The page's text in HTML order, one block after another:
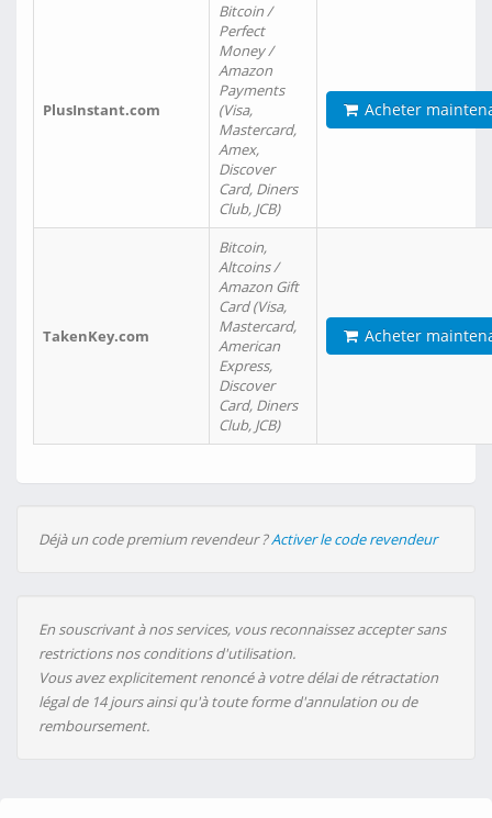
PlusInstant.com
Bitcoin /
Perfect
Money /
Amazon
Payments
(Visa,
Mastercard,
Amex,
Discover
Card, Diners
Club, JCB)
Acheter
TakenKey.com
Bitcoin,
Altcoins /
Amazon Gift
Card (Visa,
Mastercard,
American
Express,
Discover
Card, Diners
Club, JCB)
Acheter
Déjà un code premium revendeur ?Activer le code revendeur
En souscrivant à nos services, vous reconnaissez accepter sans
restrictions nos conditions d'utilisation.
Vous avez explicitement renoncé à votre délai de rétractation
légal de 14 jours ainsi qu'à toute forme d'annulation ou de
remboursement.